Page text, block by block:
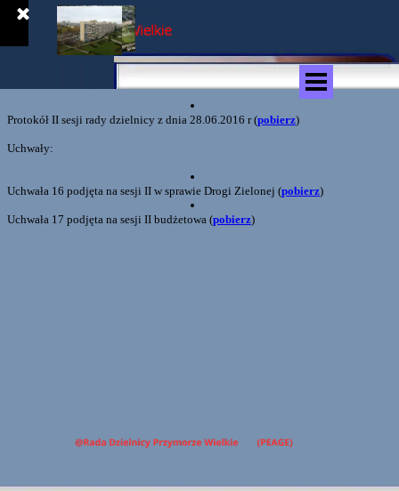
Przejdź do treści
Protokół II sesji rady dzielnicy z dnia 28.06.2016 r(pobierz)
Uchwały:
Uchwała 16 podjęta na sesji II w sprawie Drogi Zielonej (pobierz)
Uchwała 17 podjęta na sesji II budżetowa (pobierz)